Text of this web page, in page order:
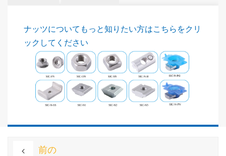
ナッツについてもっと知りたい方はこちらをクリ
ックしてください
前の